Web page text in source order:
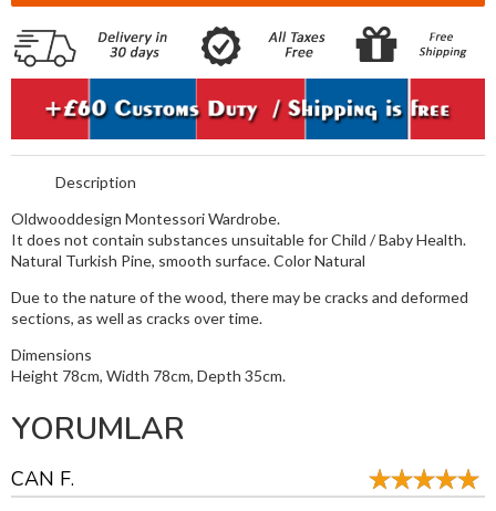
Description
Oldwooddesign Montessori Wardrobe.
It does not contain substances unsuitable for Child / Baby Health.
Natural Turkish Pine, smooth surface. Color Natural
Due to the nature of the wood, there may be cracks and deformed
sections, as well as cracks over time.
Dimensions
Height 78cm, Width 78cm, Depth 35cm.
YORUMLAR
CAN F.